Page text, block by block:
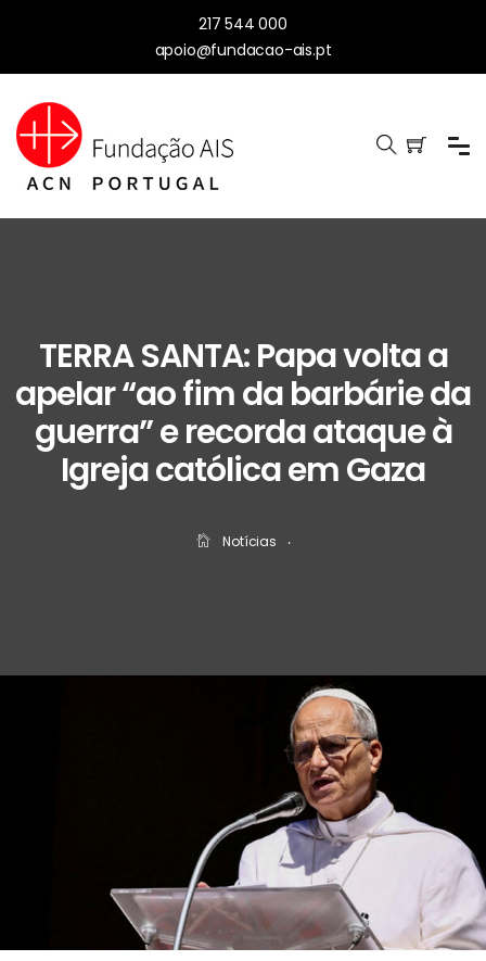
217 544 000
apoio@fundacao-ais.pt
TERRA SANTA: Papa volta a
apelar “ao fim da barbárie da
guerra” e recorda ataque à
Igreja católica em Gaza
Notícias ‧